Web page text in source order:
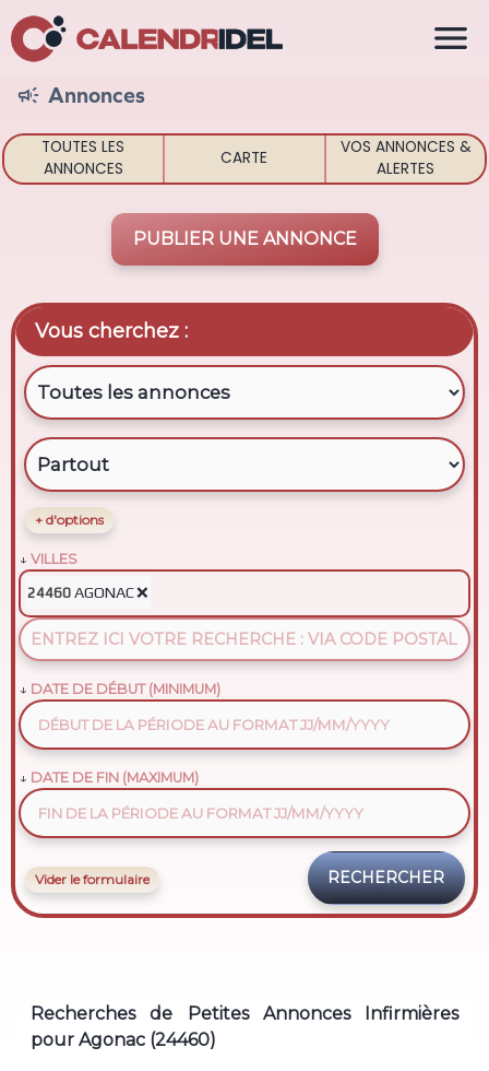
 Annonces
TOUTES LES
ANNONCES
CARTE
VOS ANNONCES &
ALERTES
PUBLIER UNE ANNONCE
Vous cherchez :
+ d'options
VILLES
24460 AGONAC❌
DATE DE DÉBUT (MINIMUM)
DATE DE FIN (MAXIMUM)
Vider le formulaire
Recherches de Petites Annonces Infirmières
pour Agonac (24460)
